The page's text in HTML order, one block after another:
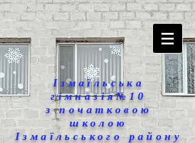
Ізмаїльська
гімназія№10
з початковою
школою
Ізмаїльського району